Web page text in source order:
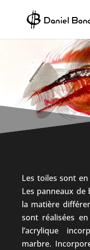
content
Les toiles sont
Les panneaux
la matière
sont réalisées
l’acrylique
marbre.